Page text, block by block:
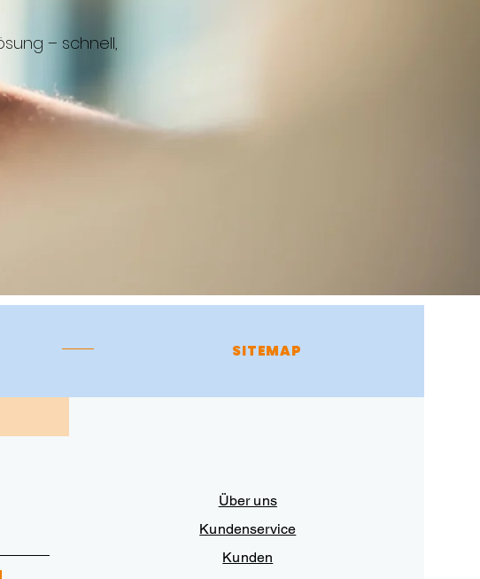
– schnell,
SITEMAP
Über uns
Kundenservice
Kunden